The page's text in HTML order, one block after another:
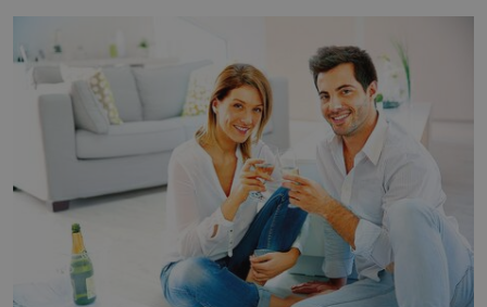
okurky ✿ 2 rajčata Zálivka: ✿ 4 lžíce olivového oleje ✿ 1
lžíci citronové šťávy ✿ ½ stroužku